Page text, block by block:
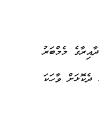
މެމްބަރު
ވާހަކަ